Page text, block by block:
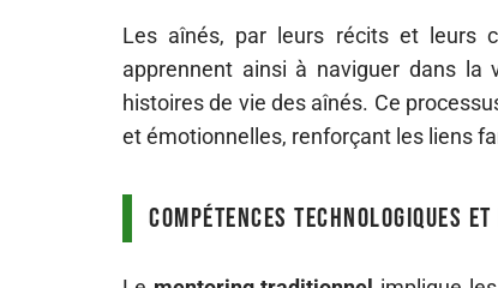
Les aînés, par leurs récits et leurs
apprennent ainsi à naviguer dans la
histoires de vie des aînés. Ce
et émotionnelles, renforçant les liens
Compétences technologiques